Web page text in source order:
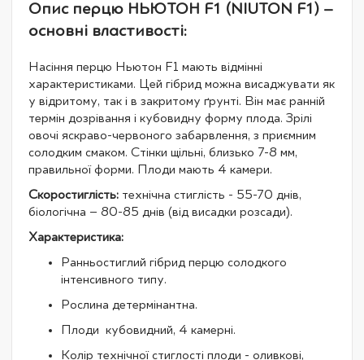
Опис перцю НЬЮТОН F1 (NIUTON F1) –
основні властивості:
Насіння перцю Ньютон F1 мають відмінні
характеристиками. Цей гібрид можна висаджувати як
у відритому, так і в закритому ґрунті. Він має ранній
термін дозрівання і кубовидну форму плода. Зрілі
овочі яскраво-червоного забарвлення, з приємним
солодким смаком. Стінки щільні, близько 7-8 мм,
правильної форми. Плоди мають 4 камери.
Скоростиглість: технічна стиглість - 55-70 днів,
біологічна – 80-85 днів (від висадки розсади).
Характеристика:
Ранньостиглий гібрид перцю солодкого
інтенсивного типу.
Рослина детермінантна.
Плоди кубовидний, 4 камерні.
Колір технічної стиглості плоди - оливкові,